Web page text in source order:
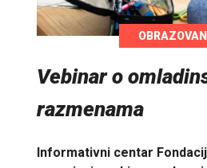
Vebinar o
razmenama
Informativni centar